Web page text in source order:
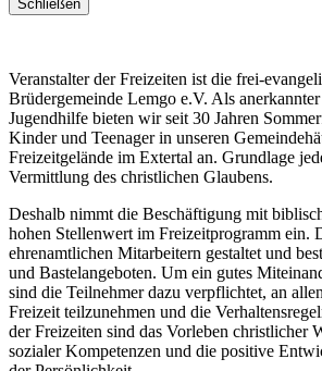
Schließen
Veranstalter der Freizeiten ist die frei-
Brüdergemeinde Lemgo e.V. Als
Jugendhilfe bieten wir seit 30 Jahren
Kinder und Teenager in unseren
Freizeitgelände im Extertal an. Grundlage
Vermittlung des christlichen Glaubens.
Deshalb nimmt die Beschäftigung mit
hohen Stellenwert im Freizeitprogramm ein.
ehrenamtlichen Mitarbeitern gestaltet und
und Bastelangeboten. Um ein gutes
sind die Teilnehmer dazu verpflichtet, an
Freizeit teilzunehmen und die
der Freizeiten sind das Vorleben christlicher
sozialer Kompetenzen und die positive